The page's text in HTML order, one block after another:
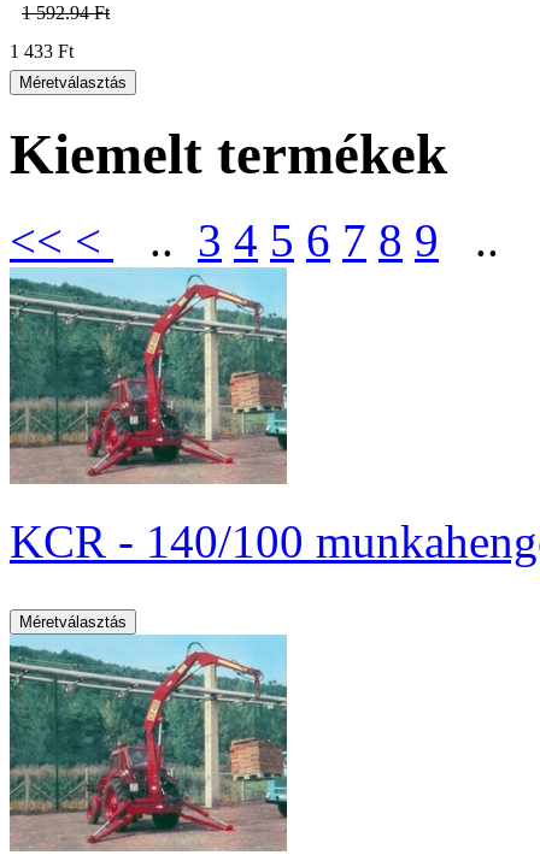
1 592.94 Ft
1 433 Ft
Kiemelt termékek
<< < .. 3 4 5 6 7 8 9
KCR - 140/100